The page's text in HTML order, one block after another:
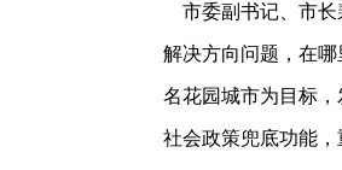
市委副书记、市
解决方向问题，在
名花园城市为目标
社会政策兜底功能